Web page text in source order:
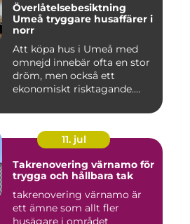
Överlåtelsebesiktning
Umeå tryggare husaffärer i
norr
Att köpa hus i Umeå med
omnejd innebär ofta en stor
dröm, men också ett
ekonomiskt risktagande.
11. jul
Takrenovering värnamo för
trygga och hållbara tak
takrenovering värnamo är
ett ämne som allt fler
husägare i området